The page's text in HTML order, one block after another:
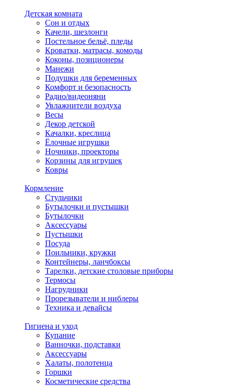
Детская комната
Сон и отдых
Качели, шезлонги
Постельное бельё, пледы
Кроватки, матрасы, комоды
Коконы, позиционеры
Манежи
Подушки для беременных
Комфорт и безопасность
Радио/видеоняни
Увлажнители воздуха
Весы
Декор детской
Качалки, креслица
Ёлочные игрушки
Ночники, проекторы
Корзины для игрушек
Ковры
Кормление
Стульчики
Бутылочки и пустышки
Бутылочки
Аксессуары
Пустышки
Посуда
Поильники, кружки
Контейнеры, ланчбоксы
Тарелки, детские столовые приборы
Термосы
Нагрудники
Прорезыватели и ниблеры
Техника и девайсы
Гигиена и уход
Купание
Ванночки, подставки
Аксессуары
Халаты, полотенца
Горшки
Косметические средства